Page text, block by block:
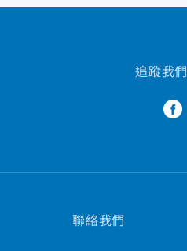
追蹤我們
聯絡我們